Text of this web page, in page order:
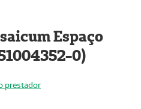
Espaço
0)
prestador